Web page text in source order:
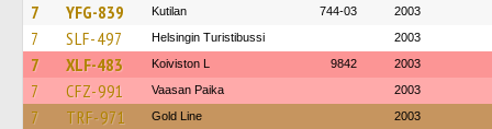
7 YFG-839 Kutilan 744-03 2003
7 SLF-497 Helsingin Turistibussi 2003
7 XLF-483 Koiviston L 9842 2003
7 CFZ-991 Vaasan Paika 2003
7 TRF-971 Gold Line 2003